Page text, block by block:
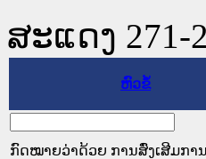
ສະແດງ 271-
ຫົວຂໍ້
ກົດໝາຍວ່າດ້ວຍ ການສົ່ງເສີມກາ